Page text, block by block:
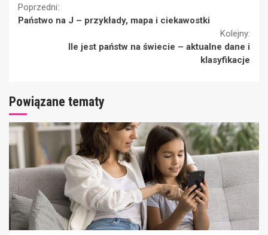
Continue
Poprzedni:
Państwo na J – przykłady, mapa i ciekawostki
Kolejny:
Ile jest państw na świecie – aktualne dane i
klasyfikacje
Powiązane tematy